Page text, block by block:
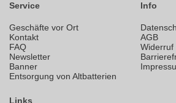
Service
Geschäfte vor Ort
Kontakt
FAQ
Newsletter
Banner
Entsorgung von Altbatterien
Info
AGB
Widerruf
Links